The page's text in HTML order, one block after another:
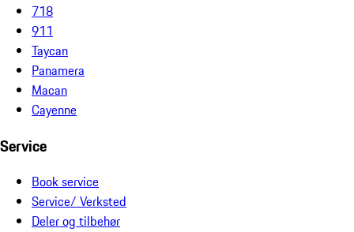
718
911
Taycan
Panamera
Macan
Cayenne
Service
Book service
Service/ Verksted
Deler og tilbehør